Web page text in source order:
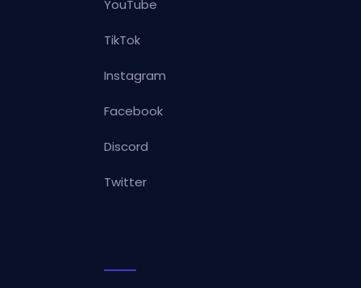
YouTube
TikTok
Instagram
Facebook
Discord
Twitter